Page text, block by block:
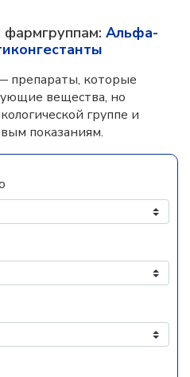
фармгруппам: Альфа-
препараты, которые
вещества, но
группе и
показаниям.